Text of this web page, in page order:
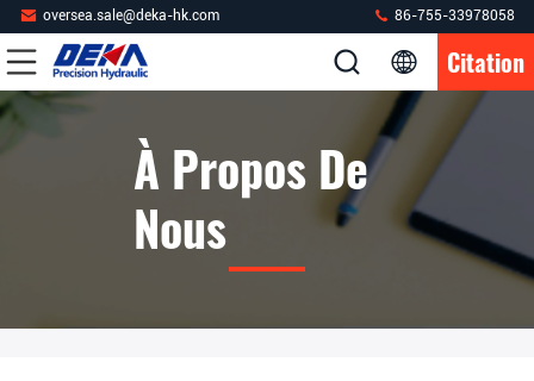
oversea.sale@deka-hk.com 86-755-33978058
Citation
À Propos De
Nous